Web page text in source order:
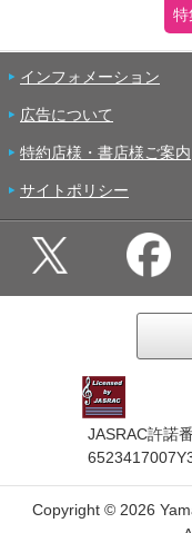
特
インフォメーション
広告について
特約店様・書店様ご案内
サイトポリシー
JASRAC許諾
Copyright © 2026